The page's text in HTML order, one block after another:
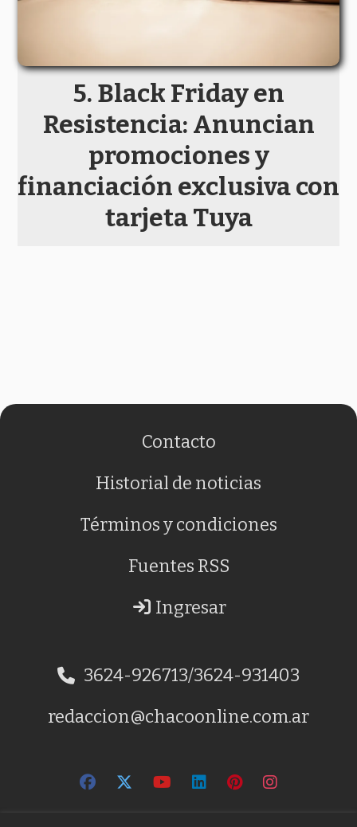
Black Friday en
Resistencia: Anuncian
promociones y
financiación exclusiva con
tarjeta Tuya
Contacto
Historial de noticias
Términos y condiciones
Fuentes RSS
Ingresar
3624-926713/3624-931403
redaccion@chacoonline.com.ar